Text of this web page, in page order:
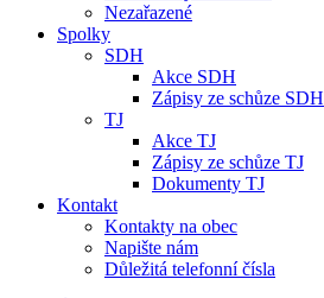
Nezařazené
Spolky
SDH
Akce SDH
Zápisy ze schůze SDH
TJ
Akce TJ
Zápisy ze schůze TJ
Dokumenty TJ
Kontakt
Kontakty na obec
Napište nám
Důležitá telefonní čísla